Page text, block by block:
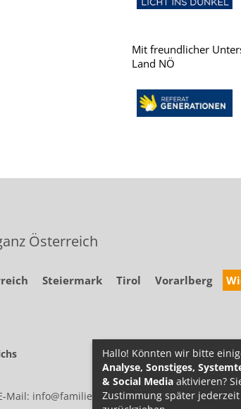
Mit freundlicher
Land NÖ
Österreich
Steiermark Tirol Vorarlberg
Mail: info@familie.at
Hallo! Könnten wir bitte
Analyse, Sonstiges,
& Social Media aktivieren?
Zustimmung später